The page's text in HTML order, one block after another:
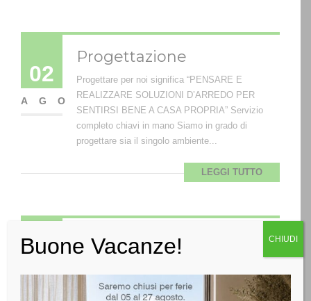
02
AGO
Progettazione
Progettare per noi significa “PENSARE E
REALIZZARE SOLUZIONI D’ARREDO PER
SENTIRSI BENE A CASA PROPRIA” Servizio
completo chiavi in mano Siamo in grado di
progettare sia il singolo ambiente...
LEGGI TUTTO
01
AGO
Attenzione al cliente
personalizzazione dell’arredo, qualità di prodotto,
assistenza nella progettazione, nell’acquisto e
Buone Vacanze! CHIUDI